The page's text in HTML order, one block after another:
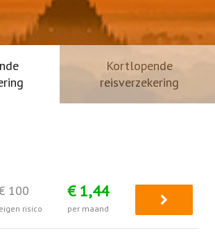
Kortlopende
reisverzekering
100
eigen risico
€ 1,44
per maand